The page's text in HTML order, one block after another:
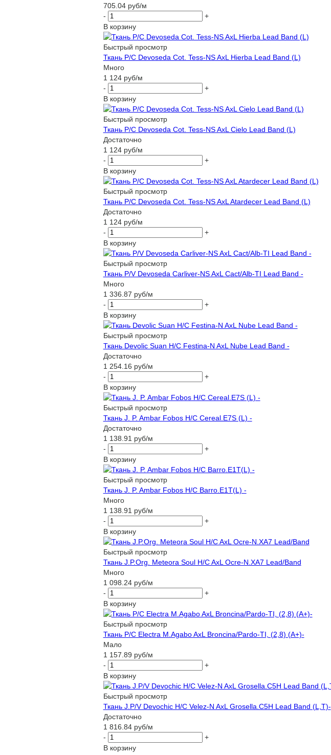
705.04руб/м
-
+
В корзину
Быстрый просмотр
Ткань P/C Devoseda Cot. Tess-NS AxL Hierba Lead Band (L)
Много
1 124руб/м
-
+
В корзину
Быстрый просмотр
Ткань P/C Devoseda Cot. Tess-NS AxL Cielo Lead Band (L)
Достаточно
1 124руб/м
-
+
В корзину
Быстрый просмотр
Ткань P/C Devoseda Cot. Tess-NS AxL Atardecer Lead Band (L)
Достаточно
1 124руб/м
-
+
В корзину
Быстрый просмотр
Ткань P/V Devoseda Carliver-NS AxL Cact/Alb-TI Lead Band -
Много
1 336.87 руб/м
-
+
В корзину
Быстрый просмотр
Ткань Devolic Suan H/C Festina-N AxL Nube Lead Band -
Достаточно
1 254.16 руб/м
-
+
В корзину
Быстрый просмотр
Ткань J. P. Ambar Fobos H/C Cereal.E7S (L) -
Достаточно
1 138.91 руб/м
-
+
В корзину
Быстрый просмотр
Ткань J. P. Ambar Fobos H/C Barro.E1T(L) -
Много
1 138.91 руб/м
-
+
В корзину
Быстрый просмотр
Ткань J.P.Org. Meteora Soul H/C AxL Ocre-N.XA7 Lead/Band
Много
1 098.24руб/м
-
+
В корзину
Быстрый просмотр
Ткань P/C Electra M.Agabo AxL Broncina/Pardo-TI, (2,8) (A+)-
Мало
1 157.89 руб/м
-
+
В корзину
Быстрый просмотр
Ткань J.P/V Devochic H/C Velez-N AxL Grosella.C5H Lead Band (L,T)-
Достаточно
1 816.84руб/м
-
+
В корзину